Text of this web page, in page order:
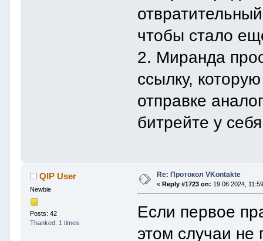
чтобы стало
2. Миранда
ссылку,
отправке
битрейте у
QIP User
Newbie
Posts: 42
Thanked: 1 times
Re: Протокол VKontakte
« Reply #1723 on: 19 06 2024,
Если первое
этом случаи не